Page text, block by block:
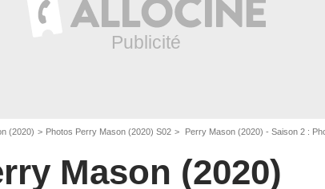
(2020) Photos Perry Mason (2020) S02 Perry Mason (2020) - Saison 2 :
Mason (2020)